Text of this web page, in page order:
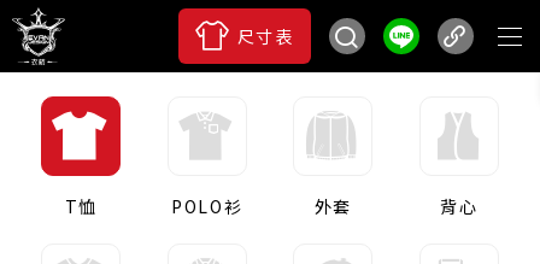
尺寸表
T恤 POLO衫 外套 背心